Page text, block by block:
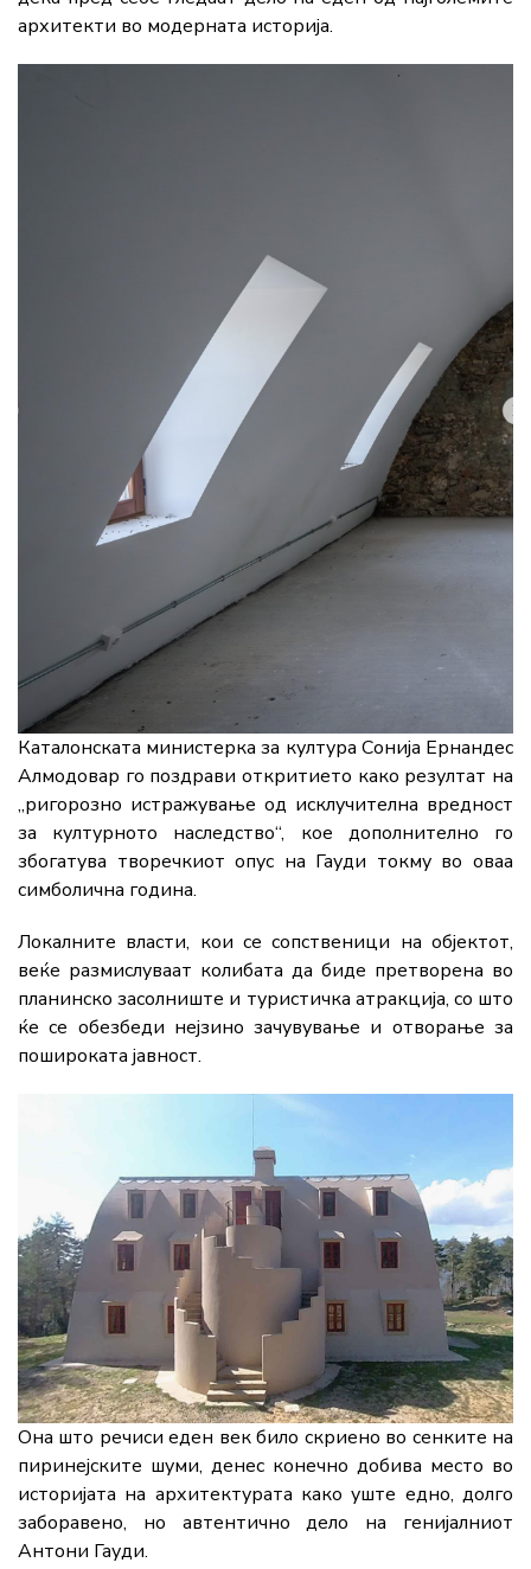
архитекти во модерната историја.
Каталонската министерка за култура Сонија Ернандес
Алмодовар го поздрави откритието како резултат на
„ригорозно истражување од исклучителна вредност
за културното наследство“, кое дополнително го
збогатува творечкиот опус на Гауди токму во оваа
симболична година.
Локалните власти, кои се сопственици на објектот,
веќе размислуваат колибата да биде претворена во
планинско засолниште и туристичка атракција, со што
ќе се обезбеди нејзино зачувување и отворање за
пошироката јавност.
Она што речиси еден век било скриено во сенките на
пиринејските шуми, денес конечно добива место во
историјата на архитектурата како уште едно, долго
заборавено, но автентично дело на генијалниот
Антони Гауди.